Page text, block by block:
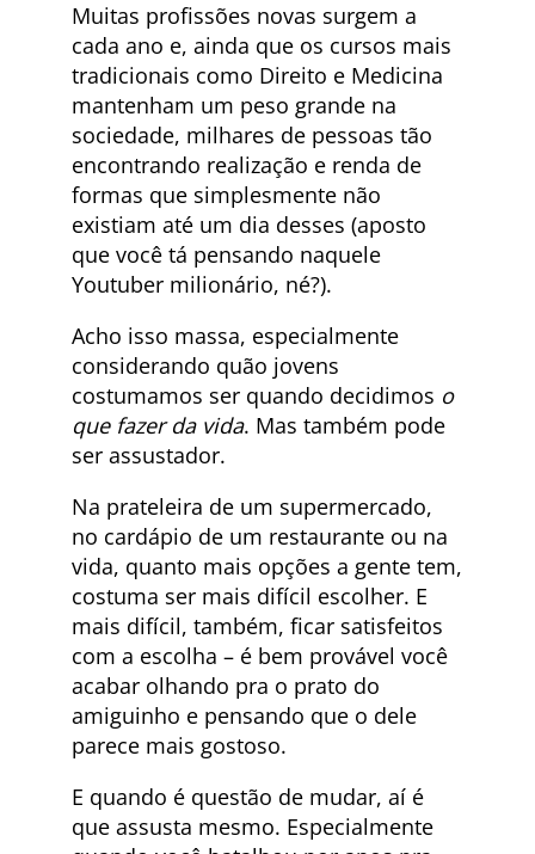
Muitas profissões novas surgem a
cada ano e, ainda que os cursos mais
tradicionais como Direito e Medicina
mantenham um peso grande na
sociedade, milhares de pessoas tão
encontrando realização e renda de
formas que simplesmente não
existiam até um dia desses (aposto
que você tá pensando naquele
Youtuber milionário, né?).
Acho isso massa, especialmente
considerando quão jovens
costumamos ser quando decidimos o
que fazer da vida. Mas também pode
ser assustador.
Na prateleira de um supermercado,
no cardápio de um restaurante ou na
vida, quanto mais opções a gente tem,
costuma ser mais difícil escolher. E
mais difícil, também, ficar satisfeitos
com a escolha – é bem provável você
acabar olhando pra o prato do
amiguinho e pensando que o dele
parece mais gostoso.
E quando é questão de mudar, aí é
que assusta mesmo. Especialmente